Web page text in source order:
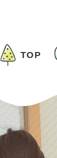
TOP